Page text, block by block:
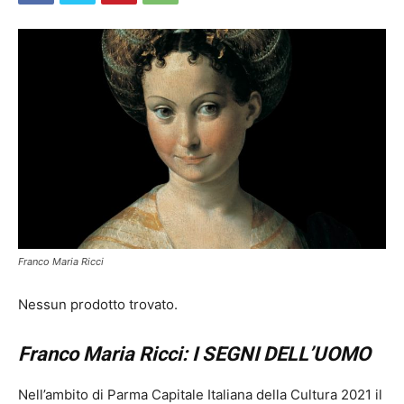
Franco Maria Ricci
Nessun prodotto trovato.
Franco Maria Ricci: I SEGNI DELL’UOMO
Nell’ambito di Parma Capitale Italiana della Cultura 2021 il